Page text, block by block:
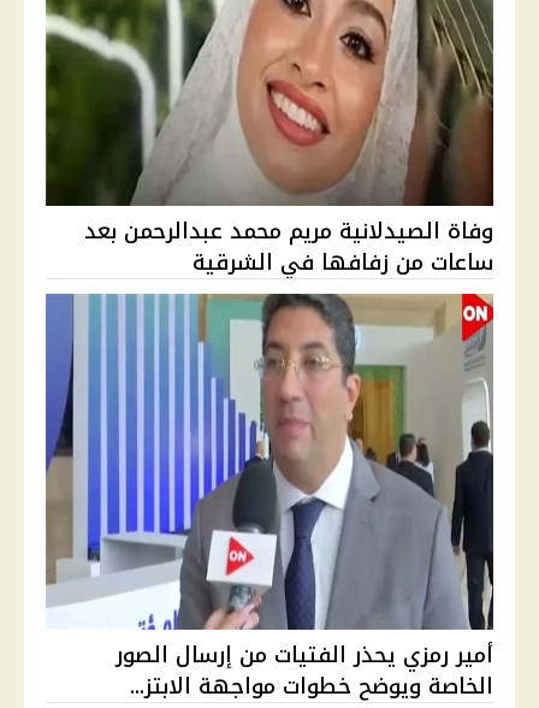
وفاة الصيدلانية مريم محمد عبدالرحمن بعد
ساعات من زفافها في الشرقية
أمير رمزي يحذر الفتيات من إرسال الصور
الخاصة ويوضح خطوات مواجهة الابتز...